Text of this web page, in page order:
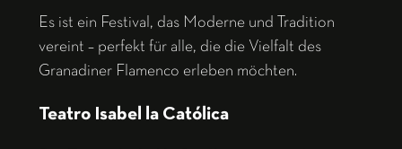
Es ist ein Festival, das Moderne und Tradition
vereint – perfekt für alle, die die Vielfalt des
Granadiner Flamenco erleben möchten.
Teatro Isabel la Católica